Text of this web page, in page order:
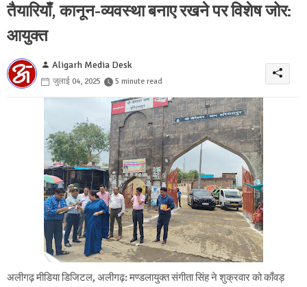
तैयारियाँ, कानून-व्यवस्था बनाए रखने पर विशेष जोर:
आयुक्त
Aligarh Media Desk
जुलाई 04, 2025 5 minute read
अलीगढ़ मीडिया डिजिटल, अलीगढ़: मण्डलायुक्त संगीता सिंह ने शुक्रवार को काँवड़